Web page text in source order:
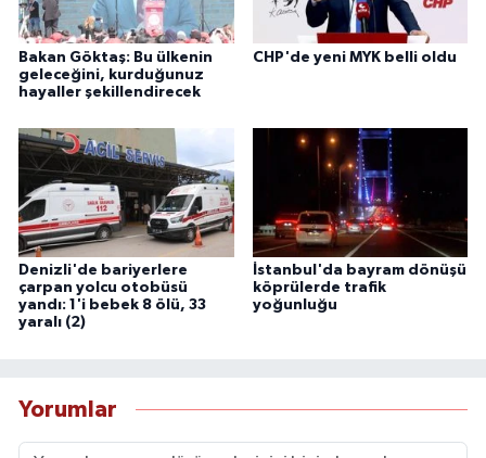
Bakan Göktaş: Bu ülkenin
geleceğini, kurduğunuz
hayaller şekillendirecek
CHP'de yeni MYK belli oldu
Denizli'de bariyerlere
çarpan yolcu otobüsü
yandı: 1'i bebek 8 ölü, 33
yaralı (2)
İstanbul'da bayram dönüşü
köprülerde trafik
yoğunluğu
Yorumlar